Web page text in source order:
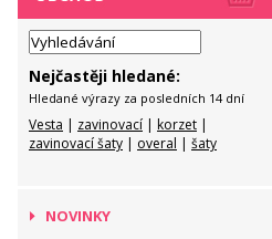
Nejčastěji hledané:
Hledané výrazy za posledních 14 dní
Vesta | zavinovací | korzet |
zavinovací šaty | overal | šaty
NOVINKY